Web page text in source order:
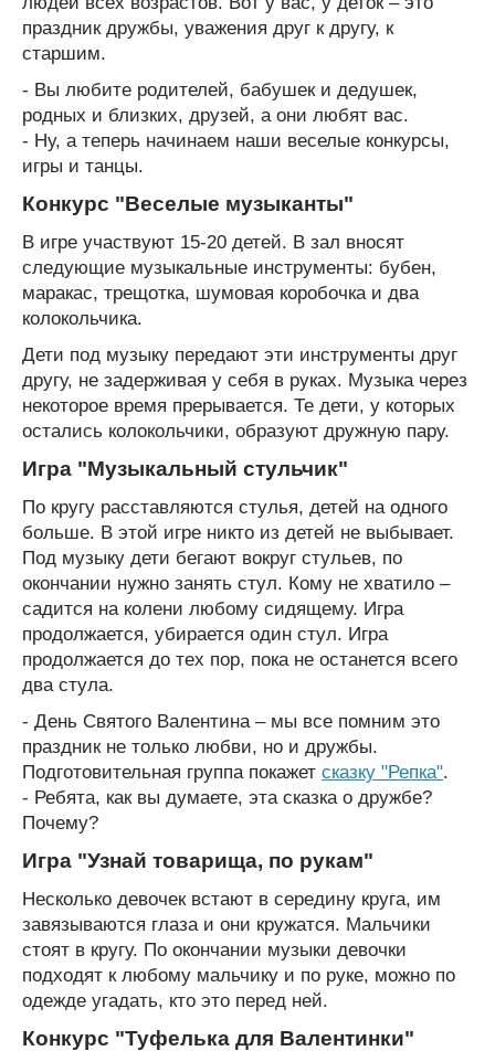
праздник дружбы, уважения друг к другу, к
старшим.
- Вы любите родителей, бабушек и дедушек,
родных и близких, друзей, а они любят вас.
- Ну, а теперь начинаем наши веселые конкурсы,
игры и танцы.
Конкурс "Веселые музыканты"
В игре участвуют 15-20 детей. В зал вносят
следующие музыкальные инструменты: бубен,
маракас, трещотка, шумовая коробочка и два
колокольчика.
Дети под музыку передают эти инструменты друг
другу, не задерживая у себя в руках. Музыка через
некоторое время прерывается. Те дети, у которых
остались колокольчики, образуют дружную пару.
Игра "Музыкальный стульчик"
По кругу расставляются стулья, детей на одного
больше. В этой игре никто из детей не выбывает.
Под музыку дети бегают вокруг стульев, по
окончании нужно занять стул. Кому не хватило –
садится на колени любому сидящему. Игра
продолжается, убирается один стул. Игра
продолжается до тех пор, пока не останется всего
два стула.
- День Святого Валентина – мы все помним это
праздник не только любви, но и дружбы.
Подготовительная группа покажет сказку "Репка".
- Ребята, как вы думаете, эта сказка о дружбе?
Почему?
Игра "Узнай товарища, по рукам"
Несколько девочек встают в середину круга, им
завязываются глаза и они кружатся. Мальчики
стоят в кругу. По окончании музыки девочки
подходят к любому мальчику и по руке, можно по
одежде угадать, кто это перед ней.
Конкурс "Туфелька для Валентинки"